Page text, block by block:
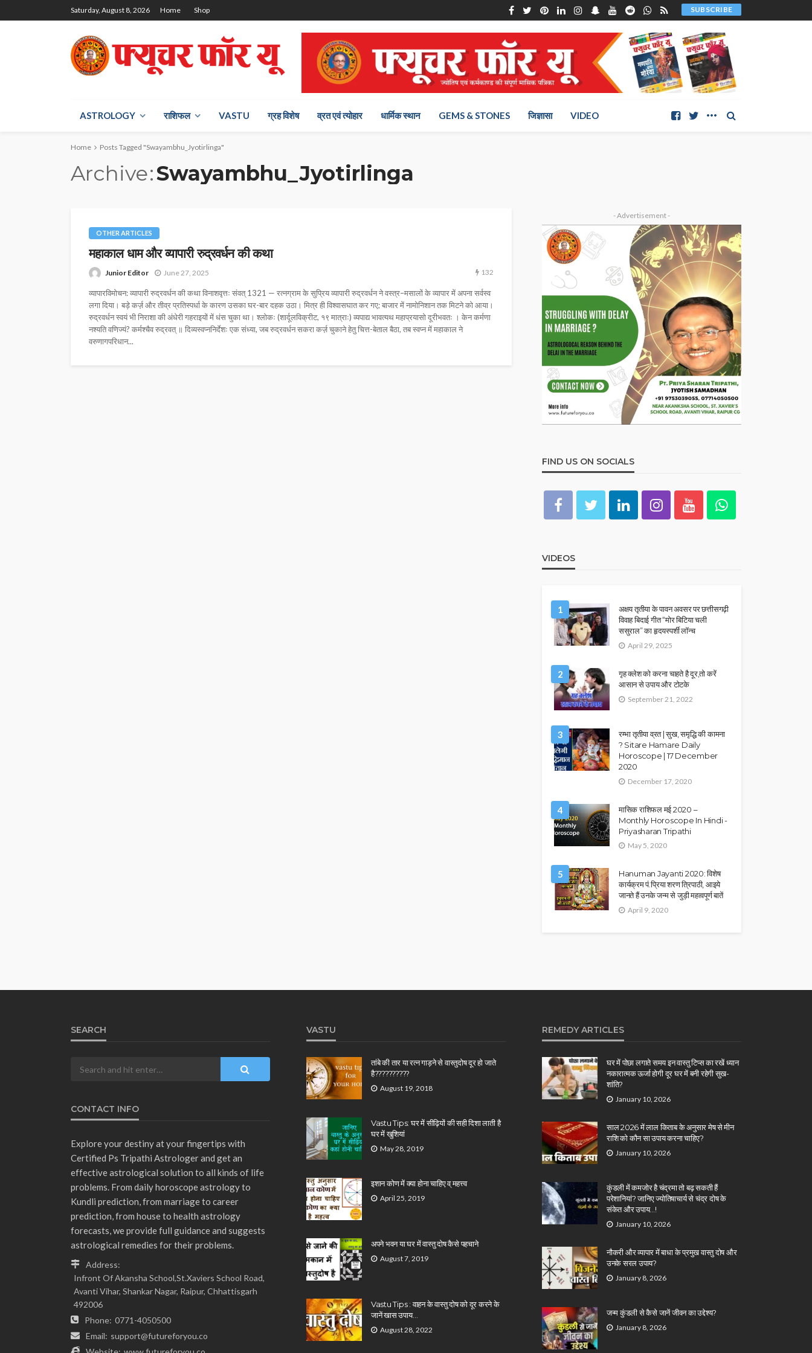
Saturday, August 8, 2026 Home Shop SUBSCRIBE
ASTROLOGY राश‍िफल VASTU ग्रह विशेष व्रत एवं त्योहार धार्मिक स्थान GEMS & STONES जिज्ञासा VIDEO
Home Posts Tagged "Swayambhu_Jyotirlinga"
Archive Swayambhu_Jyotirlinga
OTHER ARTICLES
महाकाल धाम और व्यापारी रुद्रवर्धन की कथा
Junior Editor June 27, 2025 132
व्यापारविमोचन: व्यापारी रुद्रवर्धन की कथा विनाशवृत्तः संवत् 1321 — रत्नग्राम के सुप्रिय व्यापारी रुद्रवर्धन ने वस्त्र–मसालों के व्यापार में अपना सर्वस्व
लगा दिया। बड़े कर्ज़ और तीव्र प्रतिस्पर्धा के कारण उसका घर-बार दहक उठा। मित्र ही विश्वासघात कर गए; बाजार में नामोनिशान तक मिटने को आया।
रुद्रवर्धन स्वयं भी निराशा की अंधेरी गहराइयों में धंस चुका था। श्लोकः (शार्दूलविक्रीट, १९ मात्राः) व्यपाद्य भावत्यथ महाप्रयासो दूरीभवतः । केन कर्मणा
नश्यति वणिज्यं? कर्मश्चैव रुद्रवत् ॥ दिव्यस्वप्ननिर्देशः एक संध्या, जब रुद्रवर्धन सकरा कर्ज़ चुकाने हेतु चित्त-बेताल बैठा, तब स्वप्न में महाकाल ने
वरुणागपरिधान...
- Advertisement -
FIND US ON SOCIALS
VIDEOS
1
अक्षय तृतीया के पावन अवसर पर छत्तीसगढ़ी
विवाह बिदाई गीत “मोर बिटिया चली
ससुराल” का हृदयस्पर्शी लॉन्च
April 29, 2025
2
गृह क्लेश को करना चाहते है दूर,तो करें
आसान से उपाय और टोटके
September 21, 2022
3
रम्भा तृतीया व्रत | सुख, समृद्धि की कामना
? Sitare Hamare Daily
Horoscope | 17 December
2020
December 17, 2020
4
मासिक राशिफल मई 2020 –
Monthly Horoscope In Hindi -
Priyasharan Tripathi
May 5, 2020
5
Hanuman Jayanti 2020: विशेष
कार्यक्रम पं.प्रिया शरण त्रिपाठी, आइये
जानते हैं उनके जन्म से जुड़ी महत्वपूर्ण बातें
April 9, 2020
SEARCH
CONTACT INFO
Explore your destiny at your fingertips with
Certified Ps Tripathi Astrologer and get an
effective astrological solution to all kinds of life
problems. From daily horoscope astrology to
Kundli prediction, from marriage to career
prediction, from house to health astrology
forecasts, we provide full guidance and suggests
astrological remedies for their problems.
Address:
Infront Of Akansha School,St.Xaviers School Road,
Avanti Vihar, Shankar Nagar, Raipur, Chhattisgarh
492006
Phone: 0771-4050500
Email: support@futureforyou.co
VASTU
तांबे की तार या रत्न गाड़ने से वास्तुदोष दूर हो जाते
है??????????
August 19, 2018
Vastu Tips: घर में सीढ़ियों की सही दिशा लाती है
घर में खुशियां
May 28, 2019
इशान कोण में क्या होना चाहिए व् महत्त्व
April 25, 2019
अपने भवन या घर में वास्तु दोष कैसे पहचाने
August 7, 2019
Vastu Tips : वाहन के वास्तु दोष को दूर करने के
जानें खास उपाय…
August 28, 2022
REMEDY ARTICLES
घर में पोछा लगाते समय इन वास्तु टिप्स का रखें ध्यान
नकारात्मक ऊर्जा होगी दूर घर में बनी रहेगी सुख-
शांति?
January 10, 2026
साल 2026 में लाल किताब के अनुसार मेष से मीन
राशि को कौन सा उपाय करना चाहिए?
January 10, 2026
कुंडली में कमजोर है चंद्रमा तो बढ़ सकती हैं
परेशानियां? जानिए ज्योतिषाचार्य से चंद्र दोष के
संकेत और उपाय…!
January 10, 2026
नौकरी और व्यापार में बाधा के प्रमुख वास्तु दोष और
उनके सरल उपाय?
January 8, 2026
जन्म कुंडली से कैसे जानें जीवन का उद्देश्य?
January 8, 2026